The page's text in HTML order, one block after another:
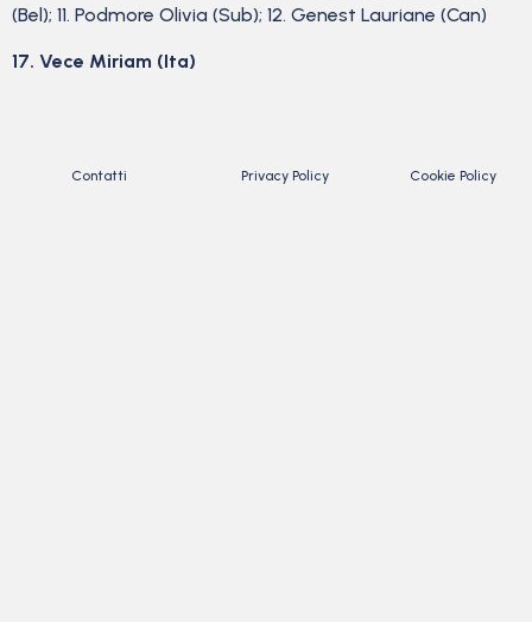
(Bel); 11. Podmore Olivia (Sub); 12. Genest Lauriane (Can)
17. Vece Miriam (Ita)
Contatti Privacy Policy Cookie Policy